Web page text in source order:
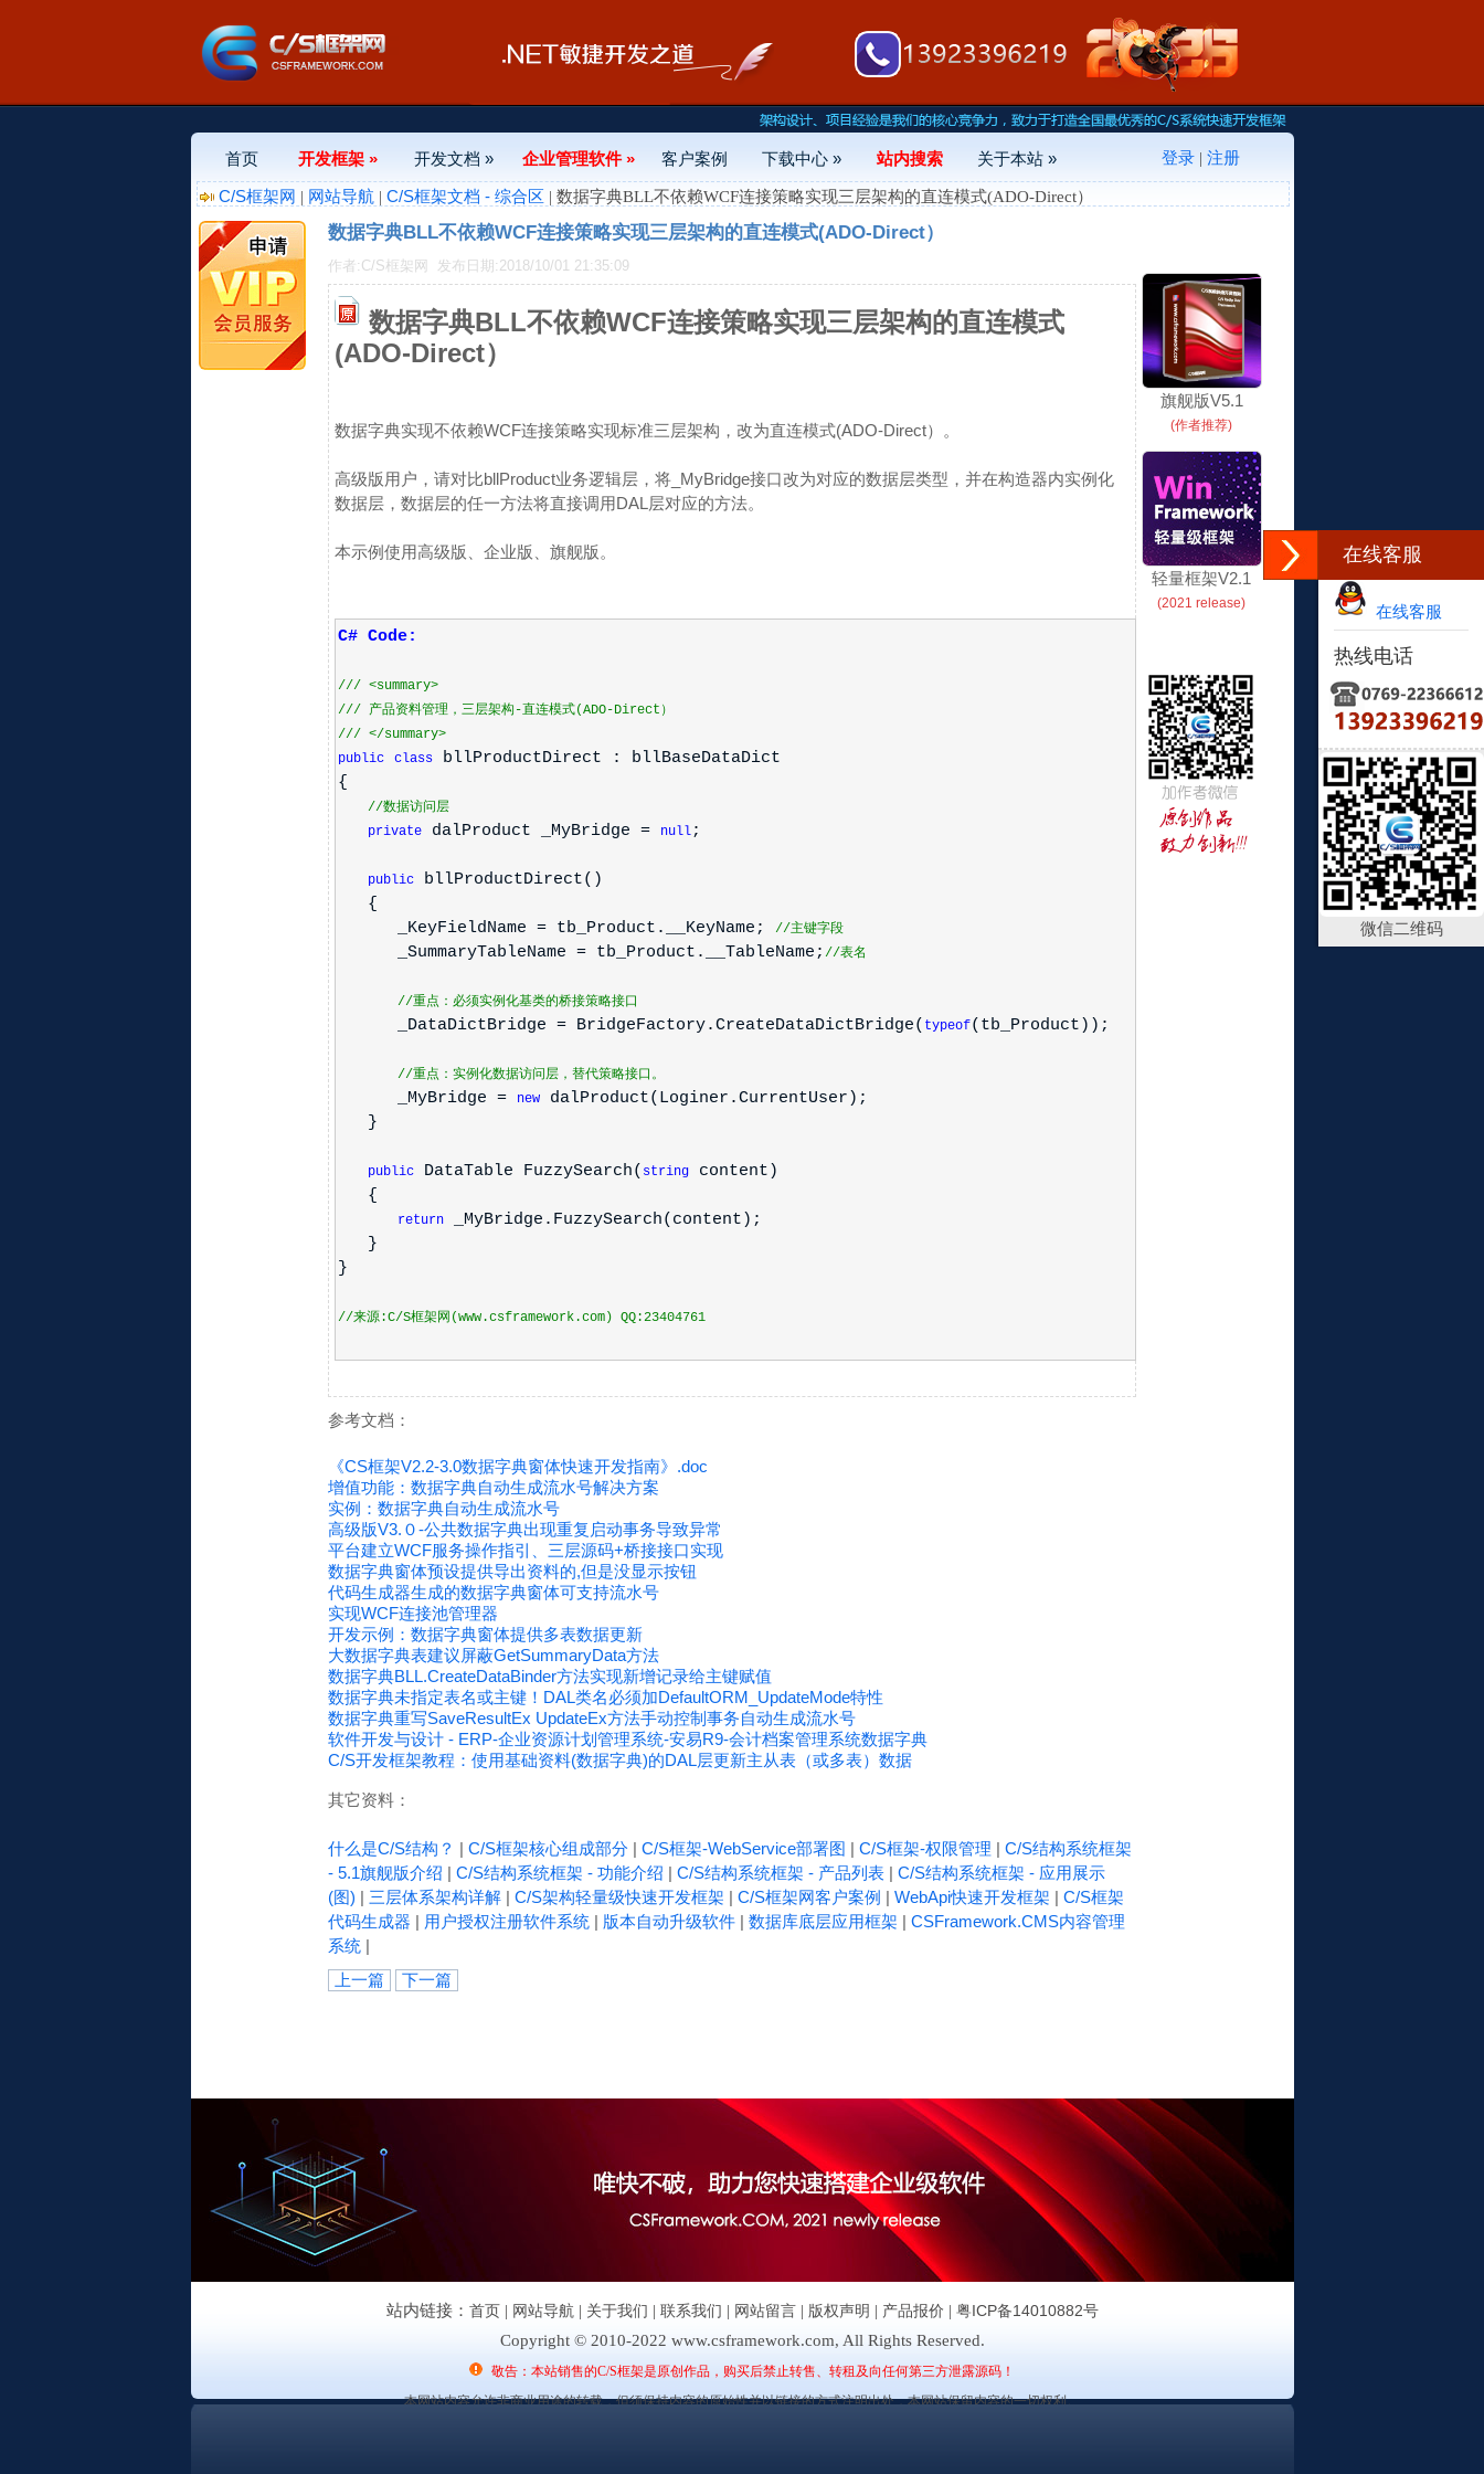
在线客服
在线客服
热线电话
微信二维码
首页 开发框架 » 开发文档 » 企业管理软件 » 客户案例 下载中心 » 站内搜索 关于本站 » 登录| 注册
C/S框架网 | 网站导航 | C/S框架文档 - 综合区 | 数据字典BLL不依赖WCF连接策略实现三层架构的直连模式(ADO-Direct）
数据字典BLL不依赖WCF连接策略实现三层架构的直连模式(ADO-Direct）
作者:C/S框架网 发布日期:2018/10/01 21:35:09
数据字典BLL不依赖WCF连接策略实现三层架构的直连模式
(ADO-Direct）
数据字典实现不依赖WCF连接策略实现标准三层架构，改为直连模式(ADO-Direct）。
高级版用户，请对比bllProduct业务逻辑层，将_MyBridge接口改为对应的数据层类型，并在构造器内实例化
数据层，数据层的任一方法将直接调用DAL层对应的方法。
本示例使用高级版、企业版、旗舰版。
C# Code:
/// <summary>
/// 产品资料管理，三层架构-直连模式(ADO-Direct）
/// </summary>
public
classbllProductDirect : bllBaseDataDict
{
//数据访问层
privatedalProduct _MyBridge = null;
publicbllProductDirect()
{
_KeyFieldName = tb_Product.__KeyName;
//主键字段
_SummaryTableName = tb_Product.__TableName; //表名
//重点：必须实例化基类的桥接策略接口
_DataDictBridge = BridgeFactory.CreateDataDictBridge( typeof(tb_Product));
//重点：实例化数据访问层，替代策略接口。
_MyBridge = newdalProduct(Loginer.CurrentUser);
}
publicDataTable FuzzySearch( stringcontent)
{
return_MyBridge.FuzzySearch(content);
}
}
//来源:C/S框架网(www.csframework.com) QQ:23404761
参考文档：
《CS框架V2.2-3.0数据字典窗体快速开发指南》.doc
增值功能：数据字典自动生成流水号解决方案
实例：数据字典自动生成流水号
高级版V3.０-公共数据字典出现重复启动事务导致异常
平台建立WCF服务操作指引、三层源码+桥接接口实现
数据字典窗体预设提供导出资料的,但是没显示按钮
代码生成器生成的数据字典窗体可支持流水号
实现WCF连接池管理器
开发示例：数据字典窗体提供多表数据更新
大数据字典表建议屏蔽GetSummaryData方法
数据字典BLL.CreateDataBinder方法实现新增记录给主键赋值
数据字典未指定表名或主键！DAL类名必须加DefaultORM_UpdateMode特性
数据字典重写SaveResultEx UpdateEx方法手动控制事务自动生成流水号
软件开发与设计 - ERP-企业资源计划管理系统-安易R9-会计档案管理系统数据字典
C/S开发框架教程：使用基础资料(数据字典)的DAL层更新主从表（或多表）数据
其它资料：
什么是C/S结构？ | C/S框架核心组成部分| C/S框架-WebService部署图 | C/S框架-权限管理 | C/S结构系统框架
- 5.1旗舰版介绍 | C/S结构系统框架 - 功能介绍 | C/S结构系统框架 - 产品列表| C/S结构系统框架 - 应用展示
(图) | 三层体系架构详解| C/S架构轻量级快速开发框架 | C/S框架网客户案例 | WebApi快速开发框架 | C/S框架
代码生成器 | 用户授权注册软件系统| 版本自动升级软件| 数据库底层应用框架 | CSFramework.CMS内容管理
系统|
上一篇
下一篇
旗舰版V5.1
(作者推荐)
轻量框架V2.1
(2021 release)
站内链接： 首页| 网站导航 | 关于我们 | 联系我们 | 网站留言| 版权声明 | 产品报价 | 粤ICP备14010882号
Copyright © 2010-2022 www.csframework.com, All Rights Reserved.
敬告：本站销售的C/S框架是原创作品，购买后禁止转售、转租及向任何第三方泄露源码！
本网站内容允许非商业用途的转载，但须保持内容的原始性并以链接的方式注明出处，本网站保留内容的一切权利。